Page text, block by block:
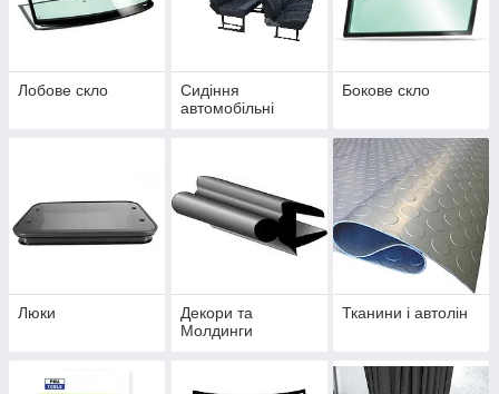
Лобове скло
Сидіння
автомобільні
Бокове скло
Люки
Декори та
Молдинги
Тканини і автолін